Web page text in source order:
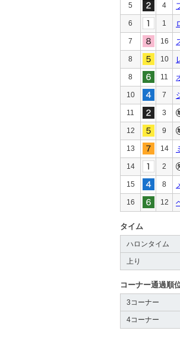
5 4
6 1
7 16
8 10
8 11
10 7
11 3
12 9
13 14
14 2
15 8
16 12
タイム
ハロンタイム
上り
コーナー通過順
3コーナー
4コーナー